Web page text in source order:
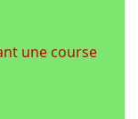
une course